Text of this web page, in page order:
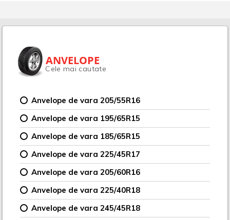
ANVELOPE
Cele mai cautate
Anvelope de vara 205/55R16
Anvelope de vara 195/65R15
Anvelope de vara 185/65R15
Anvelope de vara 225/45R17
Anvelope de vara 205/60R16
Anvelope de vara 225/40R18
Anvelope de vara 245/45R18